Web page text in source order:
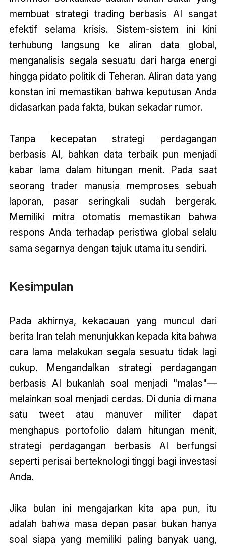
membuat strategi trading berbasis AI sangat
efektif selama krisis. Sistem-sistem ini kini
terhubung langsung ke aliran data global,
menganalisis segala sesuatu dari harga energi
hingga pidato politik di Teheran. Aliran data yang
konstan ini memastikan bahwa keputusan Anda
didasarkan pada fakta, bukan sekadar rumor.
Tanpa kecepatan strategi perdagangan
berbasis AI, bahkan data terbaik pun menjadi
kabar lama dalam hitungan menit. Pada saat
seorang trader manusia memproses sebuah
laporan, pasar seringkali sudah bergerak.
Memiliki mitra otomatis memastikan bahwa
respons Anda terhadap peristiwa global selalu
sama segarnya dengan tajuk utama itu sendiri.
Kesimpulan
Pada akhirnya, kekacauan yang muncul dari
berita Iran telah menunjukkan kepada kita bahwa
cara lama melakukan segala sesuatu tidak lagi
cukup. Mengandalkan strategi perdagangan
berbasis AI bukanlah soal menjadi "malas"—
melainkan soal menjadi cerdas. Di dunia di mana
satu tweet atau manuver militer dapat
menghapus portofolio dalam hitungan menit,
strategi perdagangan berbasis AI berfungsi
seperti perisai berteknologi tinggi bagi investasi
Anda.
Jika bulan ini mengajarkan kita apa pun, itu
adalah bahwa masa depan pasar bukan hanya
soal siapa yang memiliki paling banyak uang,